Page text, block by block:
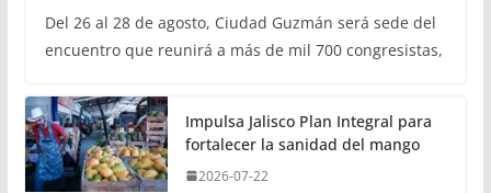
Del 26 al 28 de agosto, Ciudad Guzmán será sede del
encuentro que reunirá a más de mil 700 congresistas,
Impulsa Jalisco Plan Integral para
fortalecer la sanidad del mango
2026-07-22